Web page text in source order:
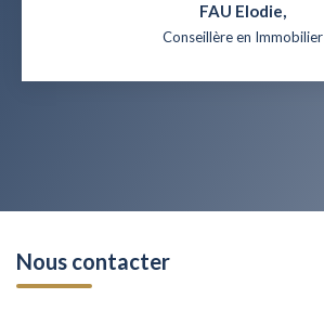
FAU Elodie,
Conseillère en Immobilier
Nous contacter